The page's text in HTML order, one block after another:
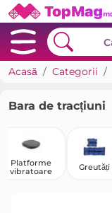
Acasă Categorii
Bara de tracțiuni
Platforme
vibratoare
Greutăți